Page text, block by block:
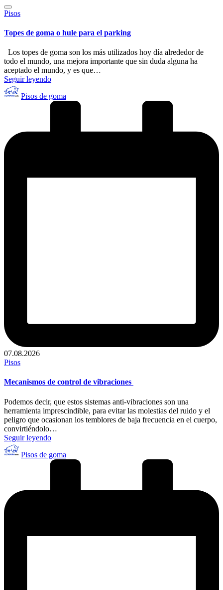
Publicado
Pisos
Topes de goma o hule para el parking
Los topes de goma son los más utilizados hoy día alrededor de
todo el mundo, una mejora importante que sin duda alguna ha
aceptado el mundo, y es que…
Seguir leyendo
Publicado
por
Pisos de goma
07.08.2026
Publicado
Pisos
Mecanismos de control de vibraciones
Podemos decir, que estos sistemas anti-vibraciones son una
herramienta imprescindible, para evitar las molestias del ruido y el
peligro que ocasionan los temblores de baja frecuencia en el cuerpo,
convirtiéndolo…
Seguir leyendo
Publicado
por
Pisos de goma